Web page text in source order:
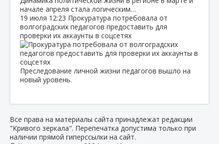
начале апреля стала логическим…
19 июля 12:23 Прокуратура потребовала от
волгоградских педагогов предоставить для
проверки их аккаунты в соцсетях
Преследование личной жизни педагогов вышло на
новый уровень.
Все права на материалы сайта принадлежат редакции
"Кривого зеркала". Перепечатка допустима только при
наличии прямой гиперссылки на сайт.